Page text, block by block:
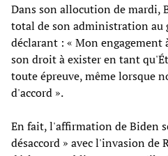
Dans son allocution de mardi,
total de son administration au
déclarant : « Mon engagement
son droit à exister en tant
toute épreuve, même lorsque
d'accord ».
En fait, l'affirmation de Biden
désaccord » avec l'invasion de